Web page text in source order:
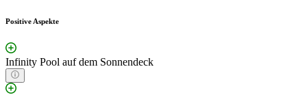
Positive Aspekte
Infinity Pool auf dem Sonnendeck